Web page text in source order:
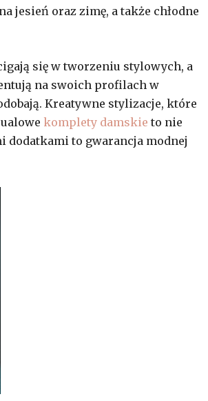
jesień oraz zimę, a także chłodne
się w tworzeniu stylowych, a
na swoich profilach w
Kreatywne stylizacje, które
komplety damskie to nie
dodatkami to gwarancja modnej